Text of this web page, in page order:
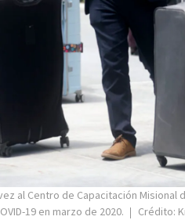
al Centro de Capacitación Misional
19 en marzo de 2020.
Crédito: